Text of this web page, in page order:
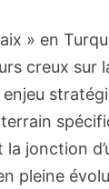
» en
creux sur
jonction
pleine